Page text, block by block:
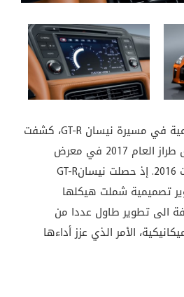
في مسيرة نيسان GT-R، كشفت
عنها الشركة خلال إطلاق طراز العام 2017 في معرض
GT-R
تصميمية شملت هيكلها
الى تطوير طاول عددا من
الأمر الذي عزز أداءها